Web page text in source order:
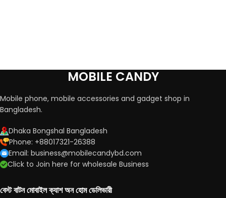
MOBILE CANDY
Mobile phone, mobile accessories and gadget shop in
Bangladesh.
Dhaka Bongshal Bangladesh
Phone: +88017321-26388
Email: business@mobilecandybd.com
Click to Join here for wholesale Business
বেস্ট বাটন মোবাইল ক্যাশ অন হোম ডেলিভারী